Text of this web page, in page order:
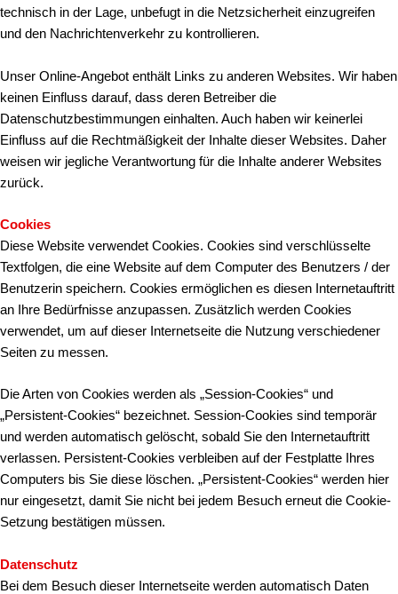
technisch in der Lage, unbefugt in die Netzsicherheit einzugreifen
und den Nachrichtenverkehr zu kontrollieren.
Unser Online-Angebot enthält Links zu anderen Websites. Wir haben
keinen Einfluss darauf, dass deren Betreiber die
Datenschutzbestimmungen einhalten. Auch haben wir keinerlei
Einfluss auf die Rechtmäßigkeit der Inhalte dieser Websites. Daher
weisen wir jegliche Verantwortung für die Inhalte anderer Websites
zurück.
Cookies
Diese Website verwendet Cookies. Cookies sind verschlüsselte
Textfolgen, die eine Website auf dem Computer des Benutzers / der
Benutzerin speichern. Cookies ermöglichen es diesen Internetauftritt
an Ihre Bedürfnisse anzupassen. Zusätzlich werden Cookies
verwendet, um auf dieser Internetseite die Nutzung verschiedener
Seiten zu messen.
Die Arten von Cookies werden als „Session-Cookies“ und
„Persistent-Cookies“ bezeichnet. Session-Cookies sind temporär
und werden automatisch gelöscht, sobald Sie den Internetauftritt
verlassen. Persistent-Cookies verbleiben auf der Festplatte Ihres
Computers bis Sie diese löschen. „Persistent-Cookies“ werden hier
nur eingesetzt, damit Sie nicht bei jedem Besuch erneut die Cookie-
Setzung bestätigen müssen.
Datenschutz
Bei dem Besuch dieser Internetseite werden automatisch Daten